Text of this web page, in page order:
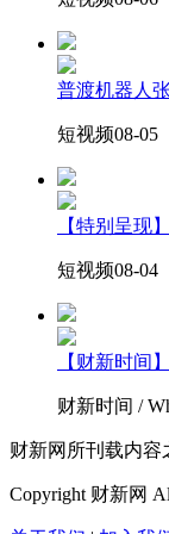
普渡机器人
短视频08-05
【特别呈现
短视频08-04
【财新时间
财新时间 /
财新网所刊载内容
Copyright 财新网